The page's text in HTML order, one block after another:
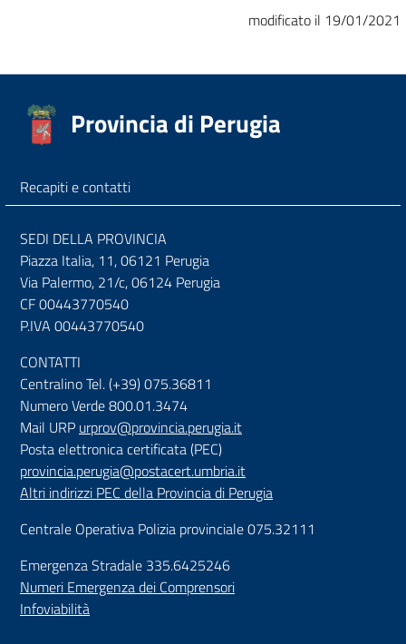
modificato il 19/01/2021
Provincia di Perugia
Recapiti e contatti
SEDI DELLA PROVINCIA
Piazza Italia, 11, 06121 Perugia
Via Palermo, 21/c, 06124 Perugia
CF 00443770540
P.IVA 00443770540
CONTATTI
Centralino Tel. (+39) 075.36811
Numero Verde 800.01.3474
Mail URP urprov@provincia.perugia.it
Posta elettronica certificata (PEC)
provincia.perugia@postacert.umbria.it
Altri indirizzi PEC della Provincia di Perugia
Centrale Operativa Polizia provinciale 075.32111
Emergenza Stradale 335.6425246
Numeri Emergenza dei Comprensori
Infoviabilità